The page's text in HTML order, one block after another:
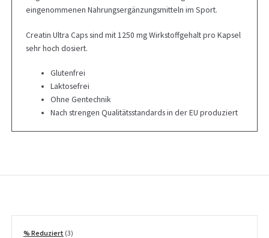
eingenommenen Nahrungsergänzungsmitteln im Sport.
Creatin Ultra Caps sind mit 1250 mg Wirkstoffgehalt pro Kapsel
sehr hoch dosiert.
Glutenfrei
Laktosefrei
Ohne Gentechnik
Nach strengen Qualitätsstandards in der EU produziert
% Reduziert 33